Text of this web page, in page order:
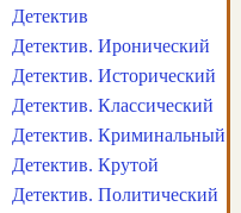
Детектив
Детектив. Иронический
Детектив. Исторический
Детектив. Классический
Детектив. Криминальный
Детектив. Крутой
Детектив. Политический